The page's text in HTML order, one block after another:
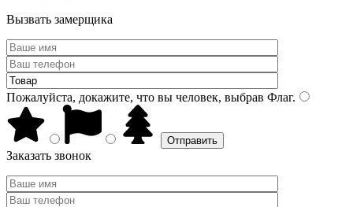
Вызвать замерщика
Пожалуйста, докажите, что вы человек, выбрав Флаг.
Заказать звонок